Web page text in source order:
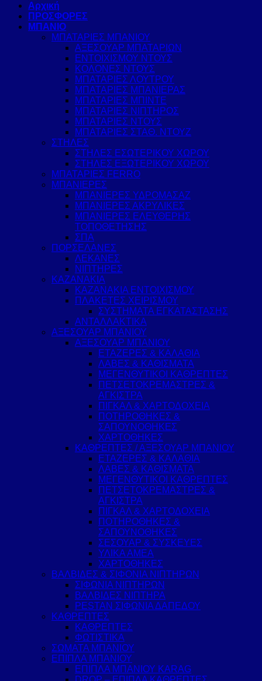
Αρχική
ΠΡΟΣΦΟΡΕΣ
ΜΠΑΝΙΟ
ΜΠΑΤΑΡΙΕΣ ΜΠΑΝΙΟΥ
ΑΞΕΣΟΥΑΡ ΜΠΑΤΑΡΙΩΝ
ΕΝΤΟΙΧΙΣΜΟΥ ΝΤΟΥΣ
ΚΟΛΟΝΕΣ ΝΤΟΥΣ
ΜΠΑΤΑΡΙΕΣ ΛΟΥΤΡΟΥ
ΜΠΑΤΑΡΙΕΣ ΜΠΑΝΙΕΡΑΣ
ΜΠΑΤΑΡΙΕΣ ΜΠΙΝΤΕ
ΜΠΑΤΑΡΙΕΣ ΝΙΠΤΗΡΟΣ
ΜΠΑΤΑΡΙΕΣ ΝΤΟΥΣ
ΜΠΑΤΑΡΙΕΣ ΣΤΑΘ. ΝΤΟΥΖ
ΣΤΗΛΕΣ
ΣΤΗΛΕΣ ΕΣΩΤΕΡΙΚΟΥ ΧΩΡΟΥ
ΣΤΗΛΕΣ ΕΞΩΤΕΡΙΚΟΥ ΧΩΡΟΥ
ΜΠΑΤΑΡΙΕΣ FERRO
ΜΠΑΝΙΕΡΕΣ
ΜΠΑΝΙΕΡΕΣ ΥΔΡΟΜΑΣΑΖ
ΜΠΑΝΙΕΡΕΣ ΑΚΡΥΛΙΚΕΣ
ΜΠΑΝΙΕΡΕΣ ΕΛΕΥΘΕΡΗΣ
ΤΟΠΟΘΕΤΗΣΗΣ
ΣΠΑ
ΠΟΡΣΕΛΑΝΕΣ
ΛΕΚΑΝΕΣ
ΝΙΠΤΗΡΕΣ
ΚΑΖΑΝΑΚΙΑ
ΚΑΖΑΝΑΚΙΑ ΕΝΤΟΙΧΙΣΜΟΥ
ΠΛΑΚΕΤΕΣ ΧΕΙΡΙΣΜΟΥ
ΣΥΣΤΗΜΑΤΑ ΕΓΚΑΤΑΣΤΑΣΗΣ
ΑΝΤΑΛΛΑΚΤΙΚΑ
ΑΞΕΣΟΥΑΡ ΜΠΑΝΙΟΥ
ΑΞΕΣΟΥΑΡ ΜΠΑΝΙΟΥ
ΕΤΑΖΕΡΕΣ & ΚΑΛΑΘΙΑ
ΛΑΒΕΣ & ΚΑΘΙΣΜΑΤΑ
ΜΕΓΕΝΘΥΤΙΚΟΙ ΚΑΘΡΕΠΤΕΣ
ΠΕΤΣΕΤΟΚΡΕΜΑΣΤΡΕΣ &
ΑΓΚΙΣΤΡΑ
ΠΙΓΚΑΛ & ΧΑΡΤΟΔΟΧΕΙΑ
ΠΟΤΗΡΟΘΗΚΕΣ &
ΣΑΠΟΥΝΟΘΗΚΕΣ
ΧΑΡΤΟΘΗΚΕΣ
ΚΑΘΡΕΠΤΕΣ / ΑΞΕΣΟΥΑΡ ΜΠΑΝΙΟΥ
ΕΤΑΖΕΡΕΣ & ΚΑΛΑΘΙΑ
ΛΑΒΕΣ & ΚΑΘΙΣΜΑΤΑ
ΜΕΓΕΝΘΥΤΙΚΟΙ ΚΑΘΡΕΠΤΕΣ
ΠΕΤΣΕΤΟΚΡΕΜΑΣΤΡΕΣ &
ΑΓΚΙΣΤΡΑ
ΠΙΓΚΑΛ & ΧΑΡΤΟΔΟΧΕΙΑ
ΠΟΤΗΡΟΘΗΚΕΣ &
ΣΑΠΟΥΝΟΘΗΚΕΣ
ΣΕΣΟΥΑΡ & ΣΥΣΚΕΥΕΣ
ΥΛΙΚΑ ΑΜΕΑ
ΧΑΡΤΟΘΗΚΕΣ
ΒΑΛΒΙΔΕΣ & ΣΙΦΟΝΙΑ ΝΙΠΤΗΡΩΝ
ΣΙΦΩΝΙΑ ΝΙΠΤΗΡΩΝ
ΒΑΛΒΙΔΕΣ ΝΙΠΤΗΡΑ
PESTAN ΣΙΦΩΝΙΑ ΔΑΠΕΔΟΥ
ΚΑΘΡΕΠΤΕΣ
ΚΑΘΡΕΠΤΕΣ
ΦΩΤΙΣΤΙΚΑ
ΣΩΜΑΤΑ ΜΠΑΝΙΟΥ
ΕΠΙΠΛΑ ΜΠΑΝΙΟΥ
ΕΠΙΠΛΑ ΜΠΑΝΙΟΥ KARAG